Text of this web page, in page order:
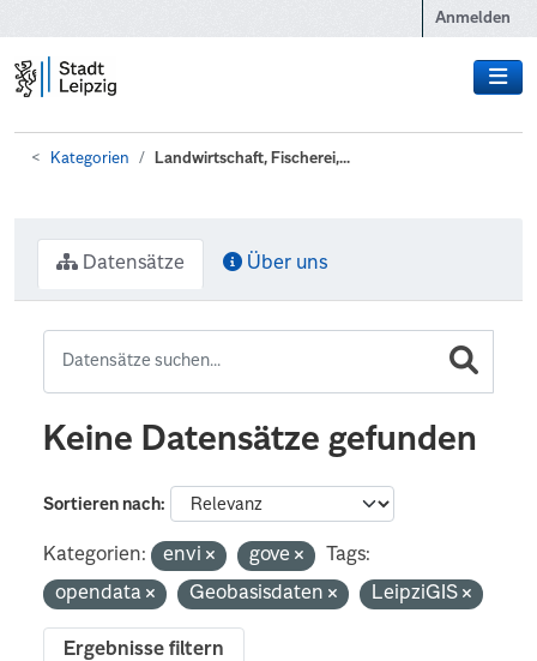
Anmelden
Kategorien Landwirtschaft, Fischerei,...
Datensätze Über uns
Keine Datensätze gefunden
Sortieren nach
Kategorien: envi gove
Tags:
opendata
Geobasisdaten LeipziGIS
Ergebnisse filtern